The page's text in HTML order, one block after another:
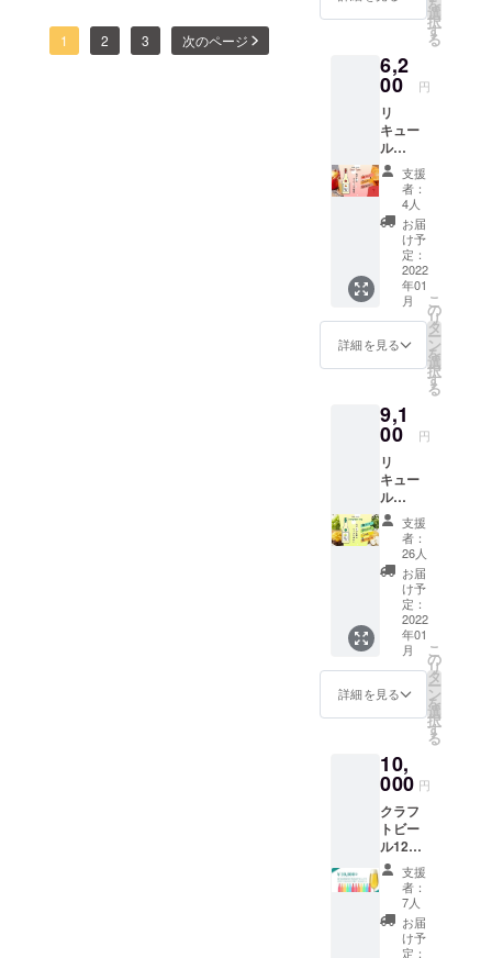
1 2 3 次のページ
すが、
開栓後
は要冷
蔵保存 *
お届け
は常温
便でお
送りさ
せて頂
きま
す。
い。 無
い場合
「特に
無し」
と記載
頂けば
味のバ
リエー
ション
が様々
になる
ような
チョイ
スをさ
せて頂
きま
す。 *店
頭小売
価格と
以上に
なる
セット
をセレ
クト致
しま
す。 容
量：
330ml~
473ml
の間の
缶又は
瓶ビー
管方法
要冷蔵
選
択
す
る
6,2
00 円
リ
キュー
ル
720ml 2
本(Sour
Tune 1
本、
Texture
1本) -
Sour
Tune リ
ンゴ,み
かん果
汁と
Secret
でもう1
ルーツ
果汁を
使用 ア
ルコー
ル度数
5~8%を
予定 -
Texture
桃,バナ
ナの
ピュー
レとラ
イチ果
汁を使
用 アル
コール
度数
5~8%を
召し上
がり方
ロッ
ク・
ソーダ
割がお
ススメ -
保管方
法 冷蔵
保存推
奨 常温
支援
者：
4人
お届
け予
定：
2022
年01
月
詳細を見る
こ
の
リ
タ
ー
ン
を
選
択
す
る
9,1
00 円
リ
キュー
ル
720ml
3本
各1種1
本ず
つ
(Jumpi
est Hop
1本、
Sour
Tune 1
本、
Texture
1本) -
st Hop
HOPを
使用し
た蒸留
酒に白
ブドウ,
和梨,パ
イナッ
プルの
果汁を
使用 ア
ルコー
支援
者：
26人
お届
け予
定：
2022
年01
月
詳細を見る
こ
の
リ
タ
ー
ン
を
選
択
す
る
10,
000 円
クラフ
トビー
ル12本
お任せ
セット
＊苦手
な味や
好きな
味(スタ
支援
者：
7人
お届
け予
定：